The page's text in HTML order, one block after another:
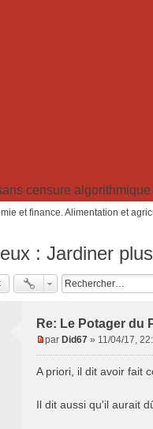
censure
et finance. Alimentation et
: Jardiner
Re: Le Potager du
s
a
par Did67 » 11/04/17,
A priori, il dit avoir fait
Il dit aussi qu'il aurait